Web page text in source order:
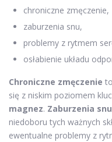
chroniczne zmęczenie,
zaburzenia snu,
problemy z rytmem
osłabienie układu
Chroniczne zmęczenie
się z niskim poziomem
magnez. Zaburzenia snu
niedoboru tych ważnych
ewentualne problemy z